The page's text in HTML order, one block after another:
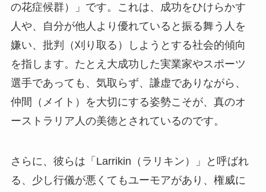
の花症候群）」です。これは、成功をひけらかす
人や、自分が他人より優れていると振る舞う人を
嫌い、批判（刈り取る）しようとする社会的傾向
を指します。たとえ大成功した実業家やスポーツ
選手であっても、気取らず、謙虚でありながら、
仲間（メイト）を大切にする姿勢こそが、真のオ
ーストラリア人の美徳とされているのです。
さらに、彼らは「Larrikin（ラリキン）」と呼ばれ
る、少し行儀が悪くてもユーモアがあり、権威に